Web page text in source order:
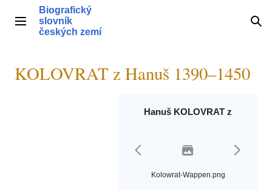
obsahHlavní menu
Biografický
slovník
českých zemí
KOLOVRAT z Hanuš 1390–1450
Hanuš KOLOVRAT z
Kolowrat-Wappen.png